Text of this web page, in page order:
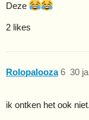
Deze
2 likes
Rolopalooza 30
6
ik ontken het ook niet.